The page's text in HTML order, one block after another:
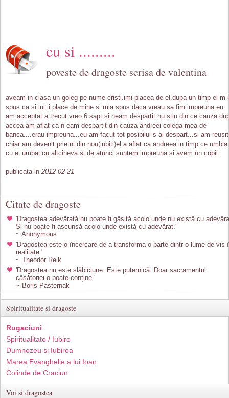
eu si .........
poveste de dragoste scrisa de valentina
aveam in clasa un goleg pe nume cristi.imi placea de el.dupa un timp el m-
spus ca si lui ii place de mine si mia spus daca vreau sa fim impreuna eu
am acceptat.a trecut vreo 6 sapt.si neam despartit nu stiu din ce
accea am aflat ca n-eam despartit din cauza andreei colega mea de
banca....erau impreuna...eu am facut tot posibilul s-ai despart...si am reusit
chiar am devenit prietni din nou(iubiti)el a aflat ca andreea in timp ce umbla
cu el umbal cu altcineva si de atunci suntem impreuna si avem un copil
publicata in 2012-02-21
Citate de dragoste
'Dragostea adevărată nu poate fi găsită acolo unde nu există cu
Și nu poate fi ascunsă acolo unde există cu adevărat.'
~ Anonymous
'Dragostea este o încercare de a transforma o parte dintr-o lume de vis
realitate.'
~ Theodor Reik
'Dragostea nu este slăbiciune. Este puternică. Doar sacramentul
căsătoriei o poate conține.'
~ Boris Pasternak
Spiritualitate si dragoste
Rugaciuni
Spiritualitate / Iubire
Dumnezeu si Iubirea
Marea Evanghelie a lui Ioan
Colinde de Craciun
Voi si dragostea